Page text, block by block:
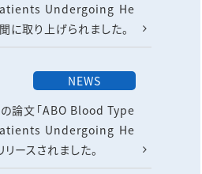
Undergoing He
取り上げられました。
NEWS
論文「ABO Blood Type
Undergoing He
ースされました。